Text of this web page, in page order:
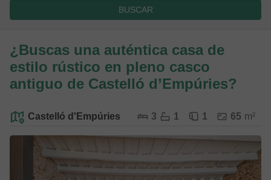
BUSCAR
¿Buscas una auténtica casa de
estilo rústico en pleno casco
antiguo de Castelló d’Empúries?
Castelló d'Empúries 3 1 1 65 m²